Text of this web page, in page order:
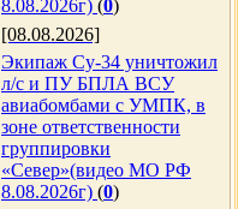
8.08.2026г) (0)
[08.08.2026]
Экипаж Су-34 уничтожил
л/с и ПУ БПЛА ВСУ
авиабомбами с УМПК, в
зоне ответственности
группировки
«Север»(видео МО РФ
8.08.2026г) (0)